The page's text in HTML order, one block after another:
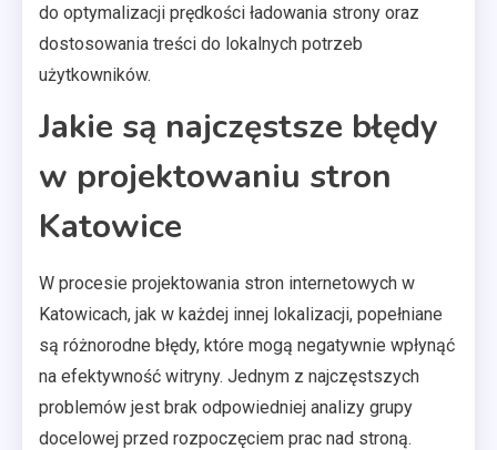
do optymalizacji prędkości ładowania strony oraz
dostosowania treści do lokalnych potrzeb
użytkowników.
Jakie są najczęstsze błędy
w projektowaniu stron
Katowice
W procesie projektowania stron internetowych w
Katowicach, jak w każdej innej lokalizacji, popełniane
są różnorodne błędy, które mogą negatywnie wpłynąć
na efektywność witryny. Jednym z najczęstszych
problemów jest brak odpowiedniej analizy grupy
docelowej przed rozpoczęciem prac nad stroną.